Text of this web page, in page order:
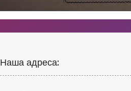
Наша адреса: